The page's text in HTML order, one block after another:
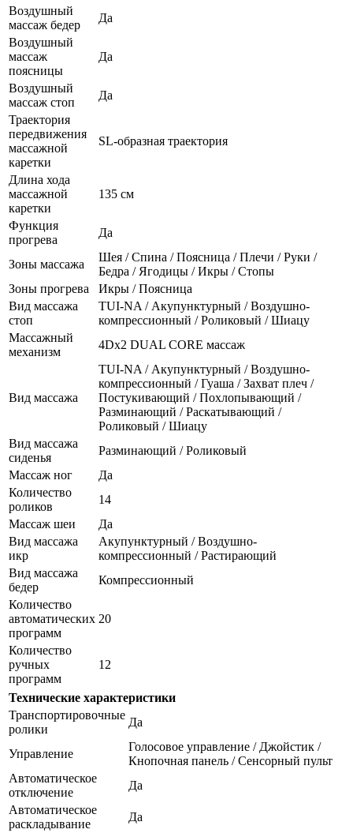
Воздушный
массаж бедер
Да
Воздушный
массаж
поясницы
Да
Воздушный
массаж стоп
Да
Траектория
передвижения
массажной
каретки
SL-образная траектория
Длина хода
массажной
каретки
135 см
Функция
прогрева
Да
Зоны массажа
Шея / Спина / Поясница / Плечи / Руки /
Бедра / Ягодицы / Икры / Стопы
Зоны прогрева
Икры / Поясница
Вид массажа
стоп
TUI-NA / Акупунктурный / Воздушно-
компрессионный / Роликовый / Шиацу
Массажный
механизм
4Dx2 DUAL CORE массаж
Вид массажа
TUI-NA / Акупунктурный / Воздушно-
компрессионный / Гуаша / Захват плеч /
Постукивающий / Похлопывающий /
Разминающий / Раскатывающий /
Роликовый / Шиацу
Вид массажа
сиденья
Разминающий / Роликовый
Массаж ног
Да
Количество
роликов
14
Массаж шеи
Да
Вид массажа
икр
Акупунктурный / Воздушно-
компрессионный / Растирающий
Вид массажа
бедер
Компрессионный
Количество
автоматических
программ
20
Количество
ручных
программ
12
Технические характеристики
Транспортировочные
ролики
Да
Управление
Голосовое управление / Джойстик /
Кнопочная панель / Сенсорный пульт
Автоматическое
отключение
Да
Автоматическое
раскладывание
Да